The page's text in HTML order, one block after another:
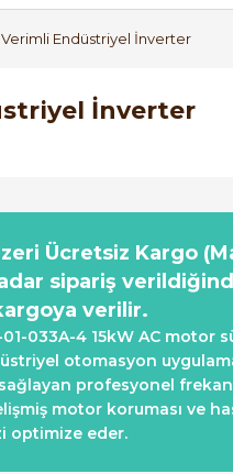
Endüstriyel İnverter
İnverter
Ücretsiz Kargo
sipariş
verilir.
01-033A-4 15kW AC motor
otomasyon
profesyonel
motor koruması ve
optimize eder.